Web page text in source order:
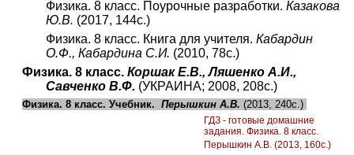
Физика. 8 класс. Поурочные разработки. Казакова
Ю.В. (2017, 144с.)
Физика. 8 класс. Книга для учителя. Кабардин
О.Ф., Кабардина С.И. (2010, 78с.)
Физика. 8 класс. Коршак Е.В., Ляшенко А.И.,
Савченко В.Ф. (УКРАИНА; 2008, 208с.)
Физика. 8 класс. Учебник. Перышкин А.В. (2013, 240с.)
ГДЗ - готовые домашние
задания. Физика. 8 класс.
Перышкин А.В. (2013, 160с.)